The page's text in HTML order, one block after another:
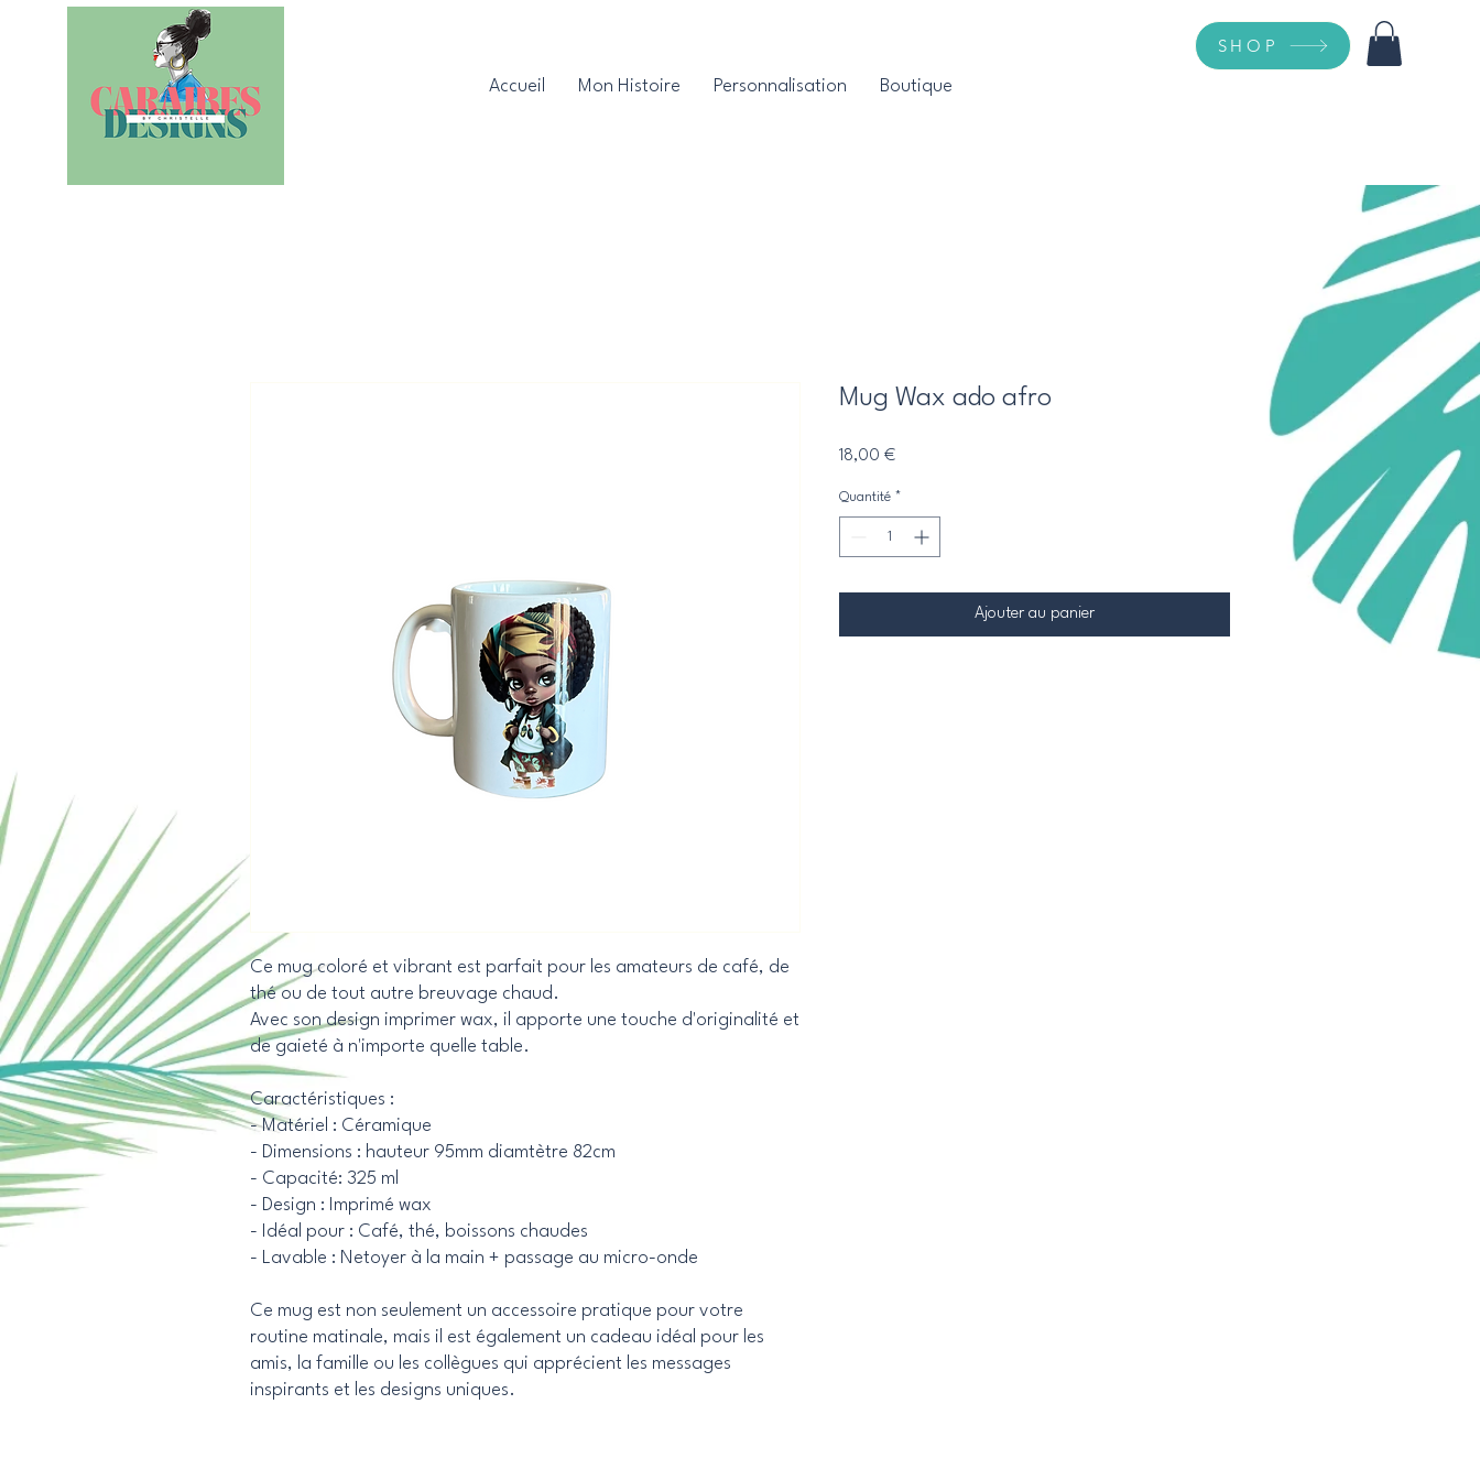
SHOP
Accueil Mon Histoire Personnalisation Boutique
Ce mug coloré et vibrant est parfait pour les amateurs de café, de
thé ou de tout autre breuvage chaud.
Avec son design imprimer wax, il apporte une touche d'originalité et
de gaieté à n'importe quelle table.
Caractéristiques :
- Matériel : Céramique
- Dimensions : hauteur 95mm diamtètre 82cm
- Capacité: 325 ml
- Design : Imprimé wax
- Idéal pour : Café, thé, boissons chaudes
- Lavable : Netoyer à la main + passage au micro-onde
Ce mug est non seulement un accessoire pratique pour votre
routine matinale, mais il est également un cadeau idéal pour les
amis, la famille ou les collègues qui apprécient les messages
inspirants et les designs uniques.
Mug Wax ado afro
18,00 €Prix
Quantité *
Ajouter au panier